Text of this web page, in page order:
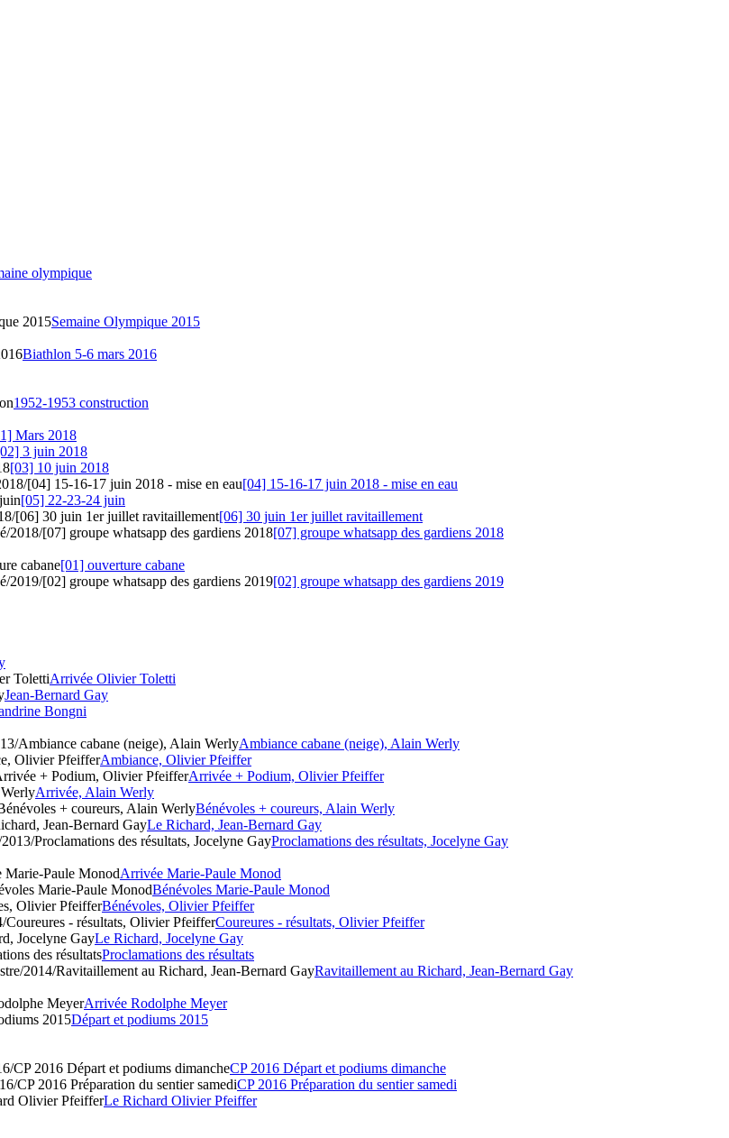
olympique
2015Semaine Olympique 2015
Biathlon 5-6 mars 2016
1952-1953 construction
Mars 2018
3 juin 2018
[03] 10 juin 2018
[04] 15-16-17 juin 2018 - mise en eau[04] 15-16-17 juin 2018 - mise en eau
[05] 22-23-24 juin
[06] 30 juin 1er juillet ravitaillement[06] 30 juin 1er juillet ravitaillement
2018/[07] groupe whatsapp des gardiens 2018[07] groupe whatsapp des gardiens 2018
cabane[01] ouverture cabane
2019/[02] groupe whatsapp des gardiens 2019[02] groupe whatsapp des gardiens 2019
TolettiArrivée Olivier Toletti
Jean-Bernard Gay
Bongni
Ambiance cabane (neige), Alain WerlyAmbiance cabane (neige), Alain Werly
Olivier PfeifferAmbiance, Olivier Pfeiffer
+ Podium, Olivier PfeifferArrivée + Podium, Olivier Pfeiffer
Arrivée, Alain Werly
+ coureurs, Alain WerlyBénévoles + coureurs, Alain Werly
Jean-Bernard GayLe Richard, Jean-Bernard Gay
Proclamations des résultats, Jocelyne GayProclamations des résultats, Jocelyne Gay
Marie-Paule MonodArrivée Marie-Paule Monod
Marie-Paule MonodBénévoles Marie-Paule Monod
Olivier PfeifferBénévoles, Olivier Pfeiffer
Coureures - résultats, Olivier PfeifferCoureures - résultats, Olivier Pfeiffer
Jocelyne GayLe Richard, Jocelyne Gay
des résultatsProclamations des résultats
2014/Ravitaillement au Richard, Jean-Bernard GayRavitaillement au Richard, Jean-Bernard Gay
MeyerArrivée Rodolphe Meyer
2015Départ et podiums 2015
CP 2016 Départ et podiums dimancheCP 2016 Départ et podiums dimanche
CP 2016 Préparation du sentier samediCP 2016 Préparation du sentier samedi
Olivier PfeifferLe Richard Olivier Pfeiffer